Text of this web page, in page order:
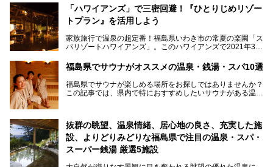
───
提供元：オリックス・ホテルマネジメント株式会社【PR】
この記事は会津東山温泉 御宿東鳳のPR記事です。
る「中通り」、磐梯山や猪苗代湖、五色沼、尾瀬湿原などが
ある「会津地方」まで、変化に富んだ自然を楽しめるのが魅
力です。
も良好で、首都圏からの週末旅行先としても人気の福島県。
そんな福島県でチェックしておきたい、評判のスーパー銭湯
「ハワイアンズ」で三密回避！『ひとりじめリゾー
トプラン』を活用しよう
家族旅行で温泉の超定番！福島県いわき市の常夏の楽園「ス
パリゾートハワイアンズ」。このハワイアンズで2021年3月
く温泉編」をスタートしました。
子供と一緒に安心して温泉に行きたい、そんな方にお役立ち
のこのプランをはじめとして、ハワイアンズの「ひとりじめ
リゾートプラン」の魅力をご紹介します。
福島県でサウナがオススメの温泉・銭湯・スパ10選
福島県でサウナが楽しめる場所をお探しではありませんか？
この記事では、県内で特におすすめしたいサウナがある温泉
「最近疲れが溜まってる。リフレッシュできる場所ないか
な？」
そんな方は、ぜひサウナに足を運んでみてくださいね。
抜群の眺望、温泉情緒、居心地の良さ、充実した施
設、よりどりみどりな福島県で注目の温泉・スパ・
スーパー銭湯 厳選5施設